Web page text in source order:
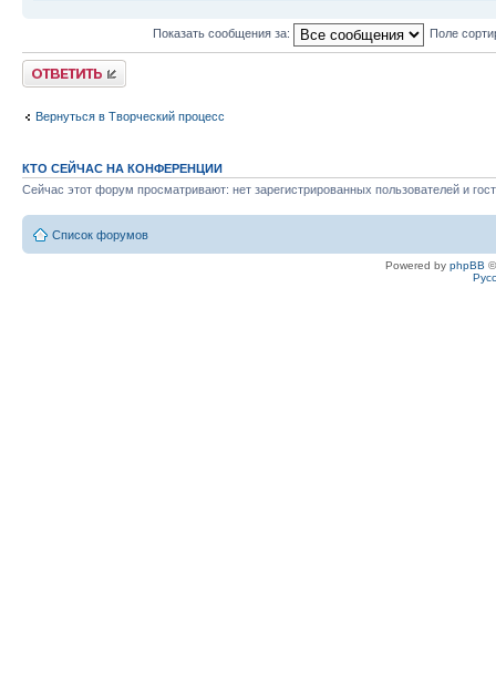
Показать сообщения за: Поле
Ответить
Вернуться в Творческий процесс
КТО СЕЙЧАС НА КОНФЕРЕНЦИИ
Сейчас этот форум просматривают: нет зарегистрированных пользователей и
Список форумов
Powered by phpBB